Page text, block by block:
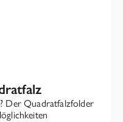
Der Quadratfalzfolder